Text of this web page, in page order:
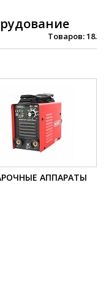
Товаров: 18.
АППАРАТЫ